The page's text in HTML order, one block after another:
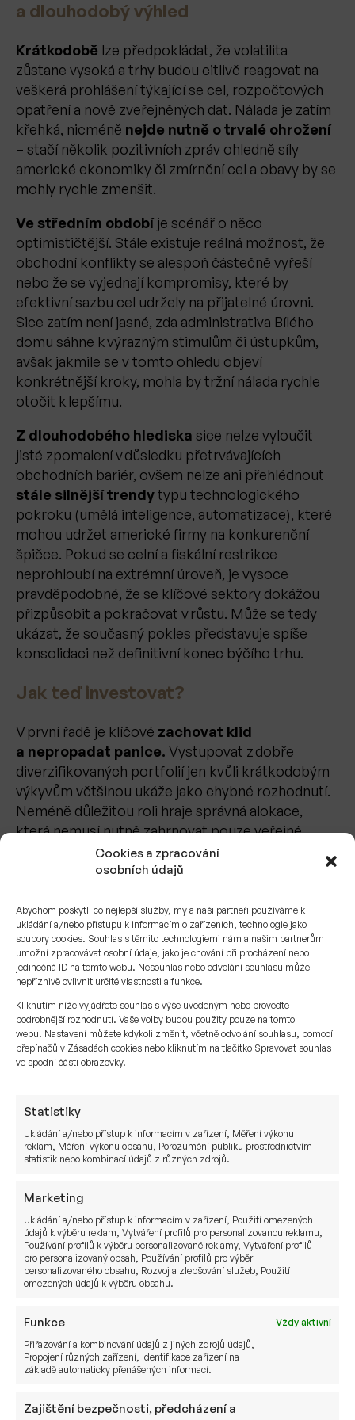
Cookies a zpracování
osobních údajů
Abychom poskytli co nejlepší služby, my a naši partneři používáme k
ukládání a/nebo přístupu k informacím o zařízeních, technologie jako
soubory cookies. Souhlas s těmito technologiemi nám a našim partnerům
umožní zpracovávat osobní údaje, jako je chování při procházení nebo
jedinečná ID na tomto webu. Nesouhlas nebo odvolání souhlasu může
nepříznivě ovlivnit určité vlastnosti a funkce.
Kliknutím níže vyjádřete souhlas s výše uvedeným nebo proveďte
podrobnější rozhodnutí. Vaše volby budou použity pouze na tomto
webu. Nastavení můžete kdykoli změnit, včetně odvolání souhlasu, pomocí
přepínačů v Zásadách cookies nebo kliknutím na tlačítko Spravovat souhlas
ve spodní části obrazovky.
Statistiky
Ukládání a/nebo přístup k informacím v zařízení, Měření výkonu
reklam, Měření výkonu obsahu, Porozumění publiku prostřednictvím
statistik nebo kombinací údajů z různých zdrojů.
Marketing
Ukládání a/nebo přístup k informacím v zařízení, Použití omezených
údajů k výběru reklam, Vytváření profilů pro personalizovanou reklamu,
Používání profilů k výběru personalizované reklamy, Vytváření profilů
pro personalizovaný obsah, Používání profilů pro výběr
personalizovaného obsahu, Rozvoj a zlepšování služeb, Použití
omezených údajů k výběru obsahu.
Funkce
Vždy aktivní
Přiřazování a kombinování údajů z jiných zdrojů údajů,
Propojení různých zařízení, Identifikace zařízení na
základě automaticky přenášených informací.
Zajištění bezpečnosti, předcházení a
a dlouhodobý výhled
Krátkodobě lze předpokládat, že volatilita
zůstane vysoká a trhy budou citlivě reagovat na
veškerá prohlášení týkající se cel, rozpočtových
opatření a nově zveřejněných dat. Nálada je zatím
křehká, nicméně nejde nutně o trvalé ohrožení
– stačí několik pozitivních zpráv ohledně síly
americké ekonomiky či zmírnění cel a obavy by se
mohly rychle zmenšit.
Ve středním období je scénář o něco
optimističtější. Stále existuje reálná možnost, že
obchodní konflikty se alespoň částečně vyřeší
nebo že se vyjednají kompromisy, které by
efektivní sazbu cel udržely na přijatelné úrovni.
Sice zatím není jasné, zda administrativa Bílého
domu sáhne k výrazným stimulům či ústupkům,
avšak jakmile se v tomto ohledu objeví
konkrétnější kroky, mohla by tržní nálada rychle
otočit k lepšímu.
Z dlouhodobého hlediska sice nelze vyloučit
jisté zpomalení v důsledku přetrvávajících
obchodních bariér, ovšem nelze ani přehlédnout
stále silnější trendytypu technologického
pokroku (umělá inteligence, automatizace), které
mohou udržet americké firmy na konkurenční
špičce. Pokud se celní a fiskální restrikce
neprohloubí na extrémní úroveň, je vysoce
pravděpodobné, že se klíčové sektory dokážou
přizpůsobit a pokračovat v růstu. Může se tedy
ukázat, že současný pokles představuje spíše
konsolidaci než definitivní konec býčího trhu.
Jak teď investovat?
V první řadě je klíčové zachovat klid
a nepropadat panice. Vystupovat z dobře
diverzifikovaných portfolií jen kvůli krátkodobým
výkyvům většinou ukáže jako chybné rozhodnutí.
Neméně důležitou roli hraje správná alokace,
která nemusí nutně zahrnovat pouze veřejné
akciové trhy – kombinace veřejných i soukromých
investic nabízí možnost podílet se na vzniku
se některým rizikům nestabilního prostředí.
Dále doporučujeme mítjasný plán pro případné
dokupy, kdy lze využít nejen volnou hotovost, ale
taképřesměrování prostředků z jiných aktiv
či – v optimálním případě –lombardní úvěr
pokud to investiční strategie a rizikový profil
dovolují.Krátkodobé korekcepřitom mohou
představovat atraktivní příležitost k výhodnějším
In Investments, a.s, se sídlem K Moravině 1871/7,
190 00 Praha 9, IČ: 03002578, (dále jen
který je oprávněn poskytovat investiční služby ve
kapitálovém trhu, ve znění pozdějších předpisů.
Společnost poskytuje svým klientům zřetelné
a relevantní informace ve smyslu vyhlášky
č. 114/2006 Sb., o poctivé prezentaci investičních
zhodnocení, výkonnost či jiné parametry
dosažené jednotlivými investičními instrumenty
v minulosti nemohou v žádném případě sloužit
zhodnocení, výkonnosti či jiných parametrů